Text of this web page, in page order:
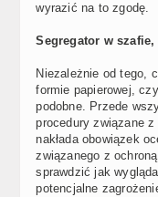
wyrazić na to zgodę.
Segregator w
Niezależnie od tego,
formie papierowej,
podobne. Przede
procedury związane
nakłada obowiązek
związanego z
sprawdzić jak
potencjalne